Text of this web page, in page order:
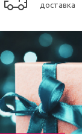
доставка